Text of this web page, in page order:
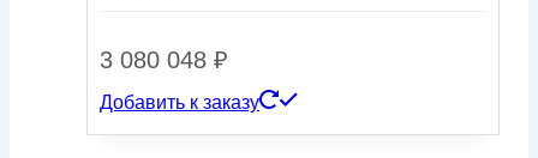
3 080 048 ₽
Добавить к заказу